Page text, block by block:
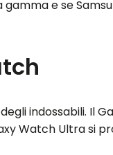
e se
indossabili. Il
Watch Ultra si